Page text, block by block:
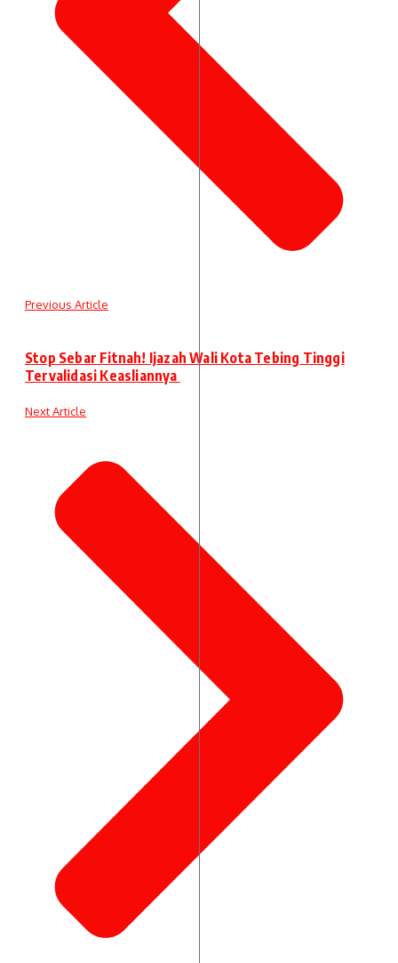
Previous Article
Stop Sebar Fitnah! Ijazah Wali Kota Tebing Tinggi
Tervalidasi Keasliannya
Next Article